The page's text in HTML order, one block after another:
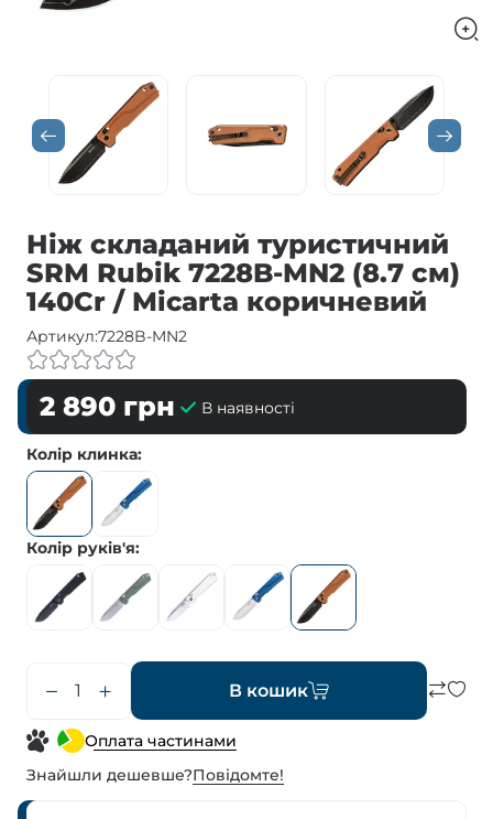
Ніж складаний туристичний
SRM Rubik 7228B-MN2 (8.7 см)
140Cr / Micarta коричневий
Артикул:7228B-MN2
2 890 грн В наявності
Колір клинка
Колір руків'я
В кошик
Оплата частинами
Знайшли дешевше?Повiдомте!